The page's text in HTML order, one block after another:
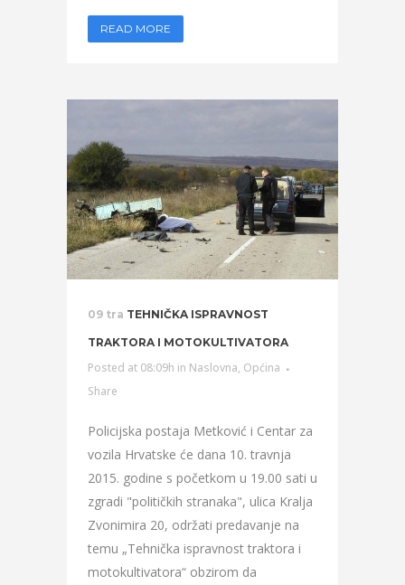
READ MORE
09 tra TEHNIČKA ISPRAVNOST
TRAKTORA I MOTOKULTIVATORA
Posted at 08:09h in Naslovna, Općina
Share
Policijska postaja Metković i Centar za
vozila Hrvatske će dana 10. travnja
2015. godine s početkom u 19.00 sati u
zgradi "političkih stranaka", ulica Kralja
Zvonimira 20, održati predavanje na
temu „Tehnička ispravnost traktora i
motokultivatora“ obzirom da